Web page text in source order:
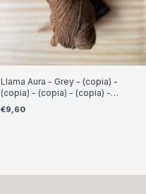
Llama Aura - Grey - (copia) -
(copia) - (copia) - (copia) -
(copia) - (copia) - (copia)
€9,60